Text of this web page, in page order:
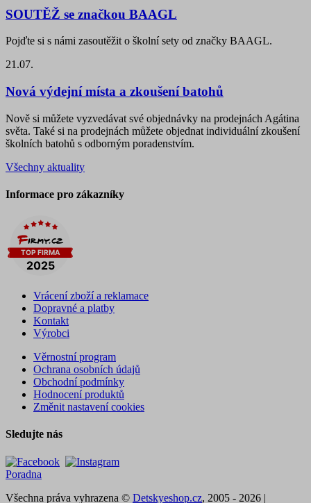
SOUTĚŽ se značkou BAAGL
Pojďte si s námi zasoutěžit o školní sety od značky BAAGL.
21.07.
Nová výdejní místa a zkoušení batohů
Nově si můžete vyzvedávat své objednávky na prodejnách Agátina
světa. Také si na prodejnách můžete objednat individuální zkoušení
školních batohů s odborným poradenstvím.
Všechny aktuality
Informace pro zákazníky
Vrácení zboží a reklamace
Dopravné a platby
Kontakt
Výrobci
Věrnostní program
Ochrana osobních údajů
Obchodní podmínky
Hodnocení produktů
Změnit nastavení cookies
Sledujte nás
Poradna
Všechna práva vyhrazena © Detskyeshop.cz, 2005 - 2026 |